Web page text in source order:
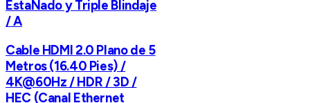
EstaÑado y Triple Blindaje
/ A
Cable HDMI 2.0 Plano de 5
Metros (16.40 Pies) /
4K@60Hz / HDR / 3D /
HEC (Canal Ethernet